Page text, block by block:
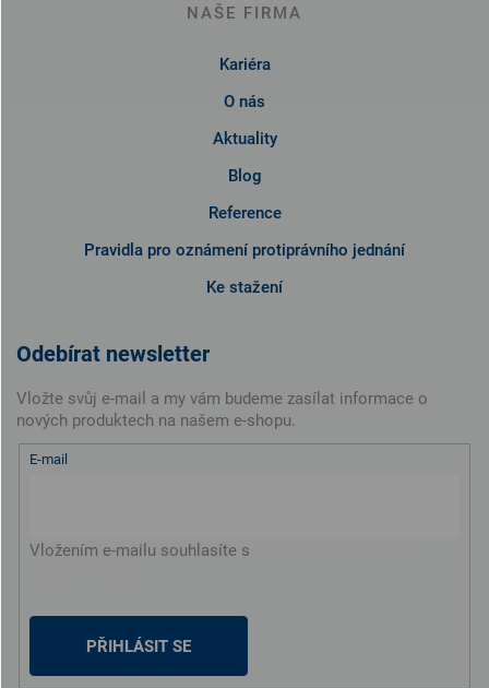
NAŠE FIRMA
Kariéra
O nás
Aktuality
Blog
Reference
Pravidla pro oznámení protiprávního jednání
Ke stažení
Odebírat newsletter
Vložte svůj e-mail a my vám budeme zasílat informace o
nových produktech na našem e-shopu.
E-mail
Vložením e-mailu souhlasíte s
PŘIHLÁSIT SE